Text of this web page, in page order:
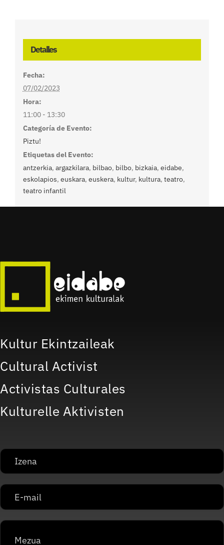
Detalles
Fecha:
07/02/2023
Hora:
11:00 - 13:30
Categoría de Evento:
Piztu!
Etiquetas del Evento:
antzerkia, argazkilara, bilbao, bilbo, bizkaia, eidabe,
eskolapios, euskara, euskera, kultur, kultura, teatro,
teatro infantil
Kultur Ekintzaileak
Cultural Activist
Activistas Culturales
Kulturelle Aktivisten